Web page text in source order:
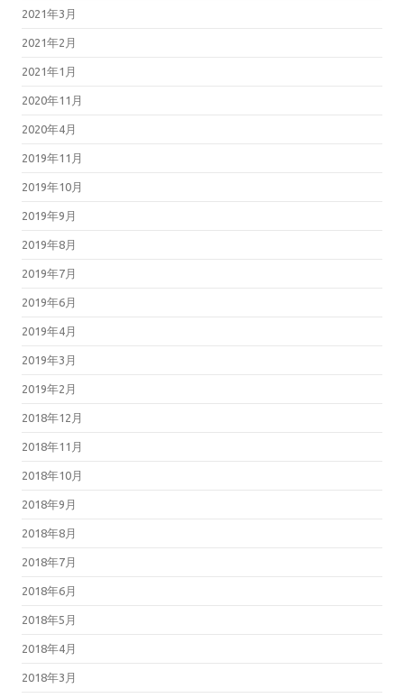
2021年3月
2021年2月
2021年1月
2020年11月
2020年4月
2019年11月
2019年10月
2019年9月
2019年8月
2019年7月
2019年6月
2019年4月
2019年3月
2019年2月
2018年12月
2018年11月
2018年10月
2018年9月
2018年8月
2018年7月
2018年6月
2018年5月
2018年4月
2018年3月